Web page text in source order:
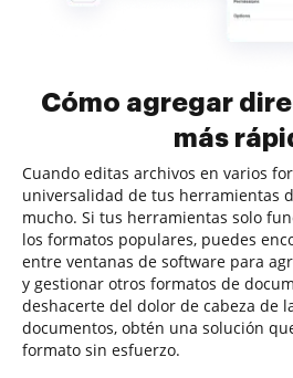
Cómo agregar
más
Cuando editas archivos en varios
universalidad de tus herramientas
mucho. Si tus herramientas solo
los formatos populares, puedes
entre ventanas de software para
y gestionar otros formatos de
deshacerte del dolor de cabeza de
documentos, obtén una solución
formato sin esfuerzo.